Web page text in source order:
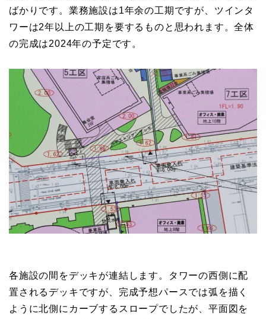
ばかりです。業務施設は1年余の工期ですが、ツインタ
ワーは2年以上の工期を要するものと思われます。全体
の完成は2024年の予定です。
各施設の間をデッキが連結します。タワーの西側に配
置されるデッキですが、完成予想パースでは弧を描く
ように北側にカーブするスロープでしたが、平面図を